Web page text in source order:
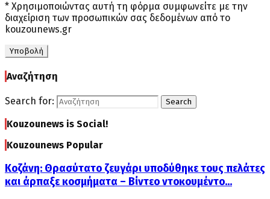
* Χρησιμοποιώντας αυτή τη φόρμα συμφωνείτε με την
διαχείριση των προσωπικών σας δεδομένων από το
kouzounews.gr
Αναζήτηση
Search for: Search
Kouzounews is Social!
Kouzounews Popular
Κοζάνη: Θρασύτατο ζευγάρι υποδύθηκε τους πελάτες
και άρπαξε κοσμήματα – Βίντεο ντοκουμέντο...